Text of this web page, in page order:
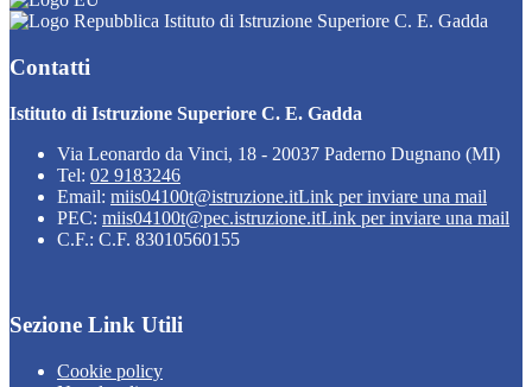
Istituto di Istruzione Superiore C. E. Gadda
Contatti
Istituto di Istruzione Superiore C. E. Gadda
Via Leonardo da Vinci, 18 - 20037 Paderno Dugnano (MI)
Tel: 02 9183246
Email: miis04100t@istruzione.itLink per inviare una mail
PEC: miis04100t@pec.istruzione.itLink per inviare una mail
C.F.: C.F. 83010560155
Sezione Link Utili
Cookie policy